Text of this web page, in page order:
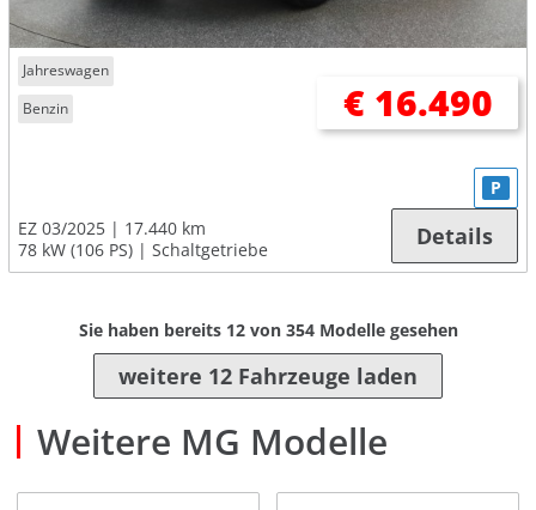
Jahreswagen
Benzin
€ 16.490
EZ 03/2025
17.440 km
78 kW (106 PS)
Schaltgetriebe
P
Details
Sie haben bereits 12von 354Modelle gesehen
weitere 12 Fahrzeuge laden
Weitere MG Modelle